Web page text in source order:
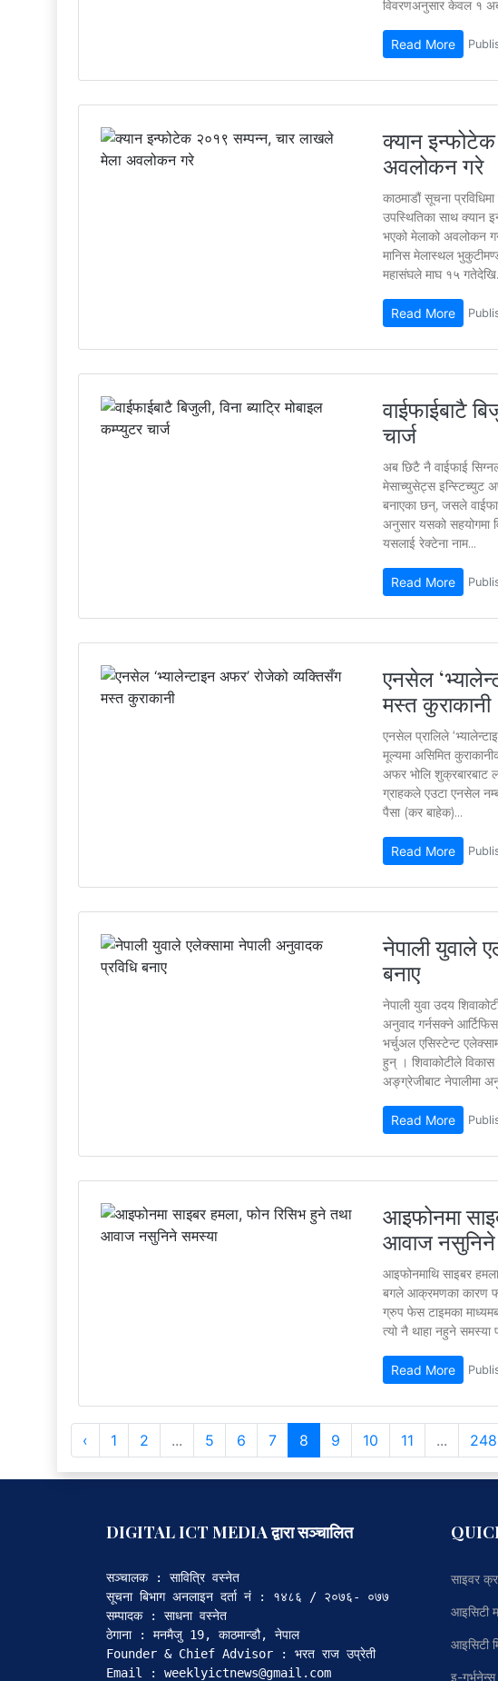
विवरणअनुसार केवल १
Read More
क्यान
अवलोकन गरे
काठमाडौं सूचना
उपस्थितिका साथ
भएको मेलाको अवलोकन
मानिस मेलास्थल
महासंघले माघ १५
Read More
वाईफाईबाटै
चार्ज
अब छिटै नै वाईफाई
मेसाच्युसेट्स इन्स्टिच्युट
बनाएका छन्, जसले
अनुसार यसको सहयोगमा
यसलाई रेक्टेना नाम...
Read More
एनसेल
मस्त कुराकानी
एनसेल प्रालिले
मूल्यमा असिमित
अफर भोलि शुक्रबारबाट
ग्राहकले एउटा एनसेल
पैसा (कर बाहेक)...
Read More
नेपाली युवाले
बनाए
नेपाली युवा उदय
अनुवाद गर्नसक्ने
भर्चुअल एसिस्टेन्ट
हुन् । शिवाकोटीले
अङ्ग्रेजीबाट नेपालीमा
Read More
आइफोनमा
आवाज नसुनिने
आइफोनमाथि साइबर
बगले आक्रमणका कारण
ग्रुप फेस टाइमका
त्यो नै थाहा नहुने
Read More
‹ 1 2 ... 5 6 7 8 9 10 11 ... 248
DIGITAL ICT MEDIA द्वारा सञ्चालित
सञ्चालक : सावित्रि वस्नेत
सूचना बिभाग अनलाइन दर्ता नं : १४८६ / २०७६- ०७७
सम्पादक : साधना वस्नेत
ठेगाना : मनमैजु 19, काठमान्डौ, नेपाल
Founder & Chief Advisor : भरत राज उप्रेती
Email : weeklyictnews@gmail.com
साइवर
आइसिटी
आइसिटी
इ-गर्भनेन्स